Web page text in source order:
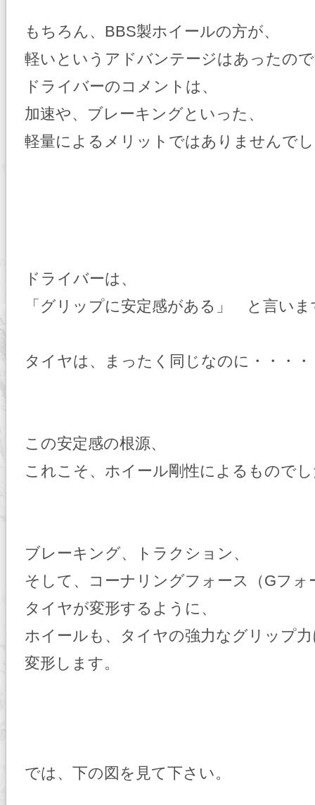
もちろん、BBS製ホイールの方が、
軽いというアドバンテージはあったの
ドライバーのコメントは、
加速や、ブレーキングといった、
軽量によるメリットではありませんで
ドライバーは、
「グリップに安定感がある」 と言いま
タイヤは、まったく同じなのに・・・・
この安定感の根源、
これこそ、ホイール剛性によるもので
ブレーキング、トラクション、
そして、コーナリングフォース（Gフォ
タイヤが変形するように、
ホイールも、タイヤの強力なグリップ
変形します。
では、下の図を見て下さい。